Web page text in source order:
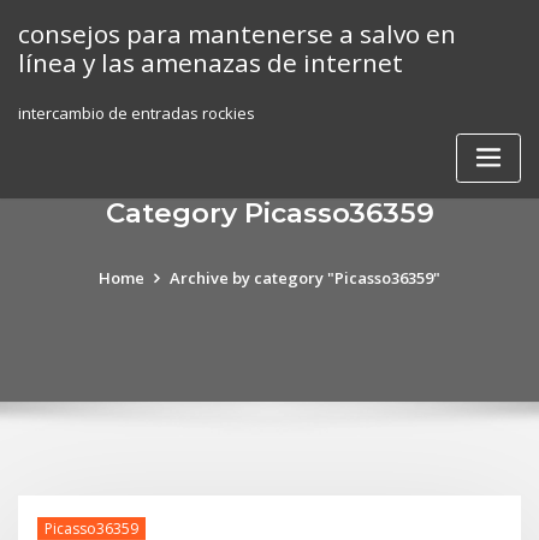
content
consejos para mantenerse a salvo en
línea y las amenazas de internet
intercambio de entradas rockies
Category Picasso36359
Home Archive by category "Picasso36359"
Picasso36359